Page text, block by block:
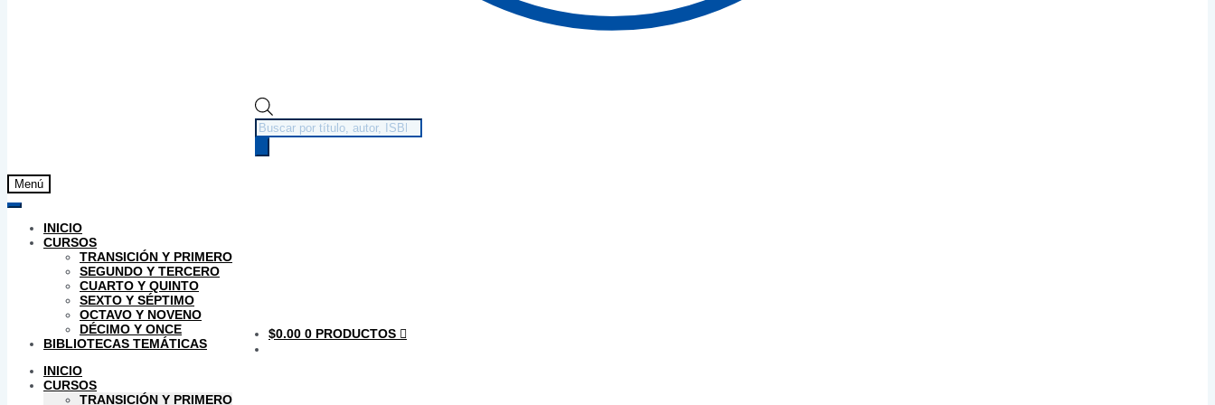
Búsqueda
de
productos
Menú
INICIO
CURSOS
TRANSICIÓN Y PRIMERO
SEGUNDO Y TERCERO
CUARTO Y QUINTO
SEXTO Y SÉPTIMO
OCTAVO Y NOVENO
DÉCIMO Y ONCE
BIBLIOTECAS TEMÁTICAS
INICIO
CURSOS
TRANSICIÓN Y PRIMERO
$0.00 0 PRODUCTOS